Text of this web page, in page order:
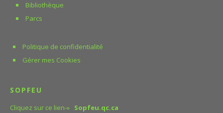
Bibliothèque
Parcs
Politique de confidentialité
Gérer mes Cookies
SOPFEU
Cliquez sur ce lien-» Sopfeu.qc.ca